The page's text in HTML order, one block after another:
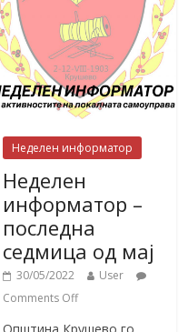
Неделен информатор
Неделен
информатор –
последна
седмица од мај
30/05/2022
User
Comments Off